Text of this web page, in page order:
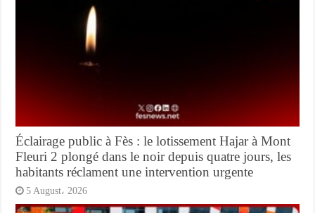
Éclairage public à Fès : le lotissement Hajar à Mont
Fleuri 2 plongé dans le noir depuis quatre jours, les
habitants réclament une intervention urgente
5 August، 2026